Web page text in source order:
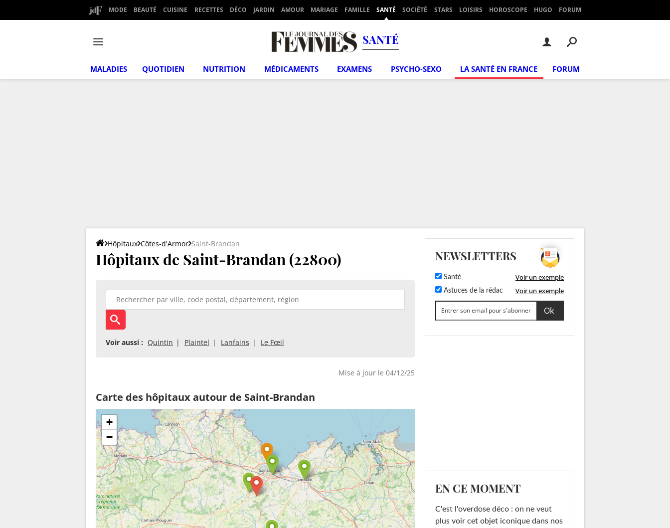
MODE BEAUTÉ CUISINE RECETTES DÉCO JARDIN AMOUR MARIAGE FAMILLE SANTÉ SOCIÉTÉ STARS LOISIRS HOROSCOPE HUGO FORUM
SANTÉ
MALADIES QUOTIDIEN NUTRITION MÉDICAMENTS EXAMENS PSYCHO-SEXO LA SANTÉ EN FRANCE FORUM
Hôpitaux Côtes-d'Armor Saint-Brandan
Hôpitaux de Saint-Brandan (22800)
Voir aussi : Quintin Plaintel Lanfains Le Fœil
Mise à jour le 04/12/25
Carte des hôpitaux autour de Saint-Brandan
+
−
NEWSLETTERS
Santé Voir un exemple
Astuces de la rédac Voir un exemple
EN CE MOMENT
C'est l'overdose déco : on ne veut
plus voir cet objet iconique dans nos